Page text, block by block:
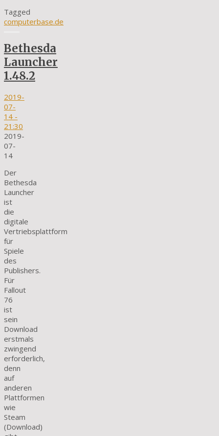
Tagged
computerbase.de
Bethesda
Launcher
1.48.2
2019-
07-
14 -
21:30
2019-
07-
14
Der
Bethesda
Launcher
ist
die
digitale
Vertriebsplattform
für
Spiele
des
Publishers.
Für
Fallout
76
ist
sein
Download
erstmals
zwingend
erforderlich,
denn
auf
anderen
Plattformen
wie
Steam
(Download)